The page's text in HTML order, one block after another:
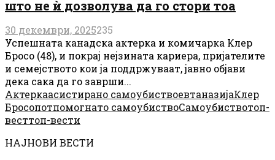
што не ѝ дозволува да го стори тоа
30 декември, 2025235
Успешната канадска актерка и комичарка Клер
Бросо (48), и покрај нејзината кариера, пријателите
и семејството кои ја поддржуваат, јавно објави
дека сака да го заврши...
Актеркаасистирано самоубиствоевтаназијаКлер
Бросопотпомогнато самоубиствоСамоубиствотоп-
весттоп-вести
НАЈНОВИ ВЕСТИ